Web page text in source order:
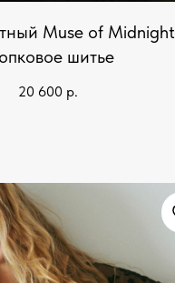
Muse of Midnight
шитье
20 600 р.